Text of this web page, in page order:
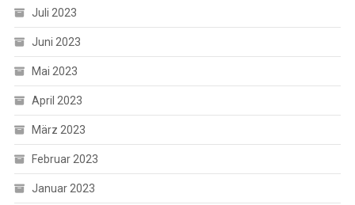
Juli 2023
Juni 2023
Mai 2023
April 2023
März 2023
Februar 2023
Januar 2023